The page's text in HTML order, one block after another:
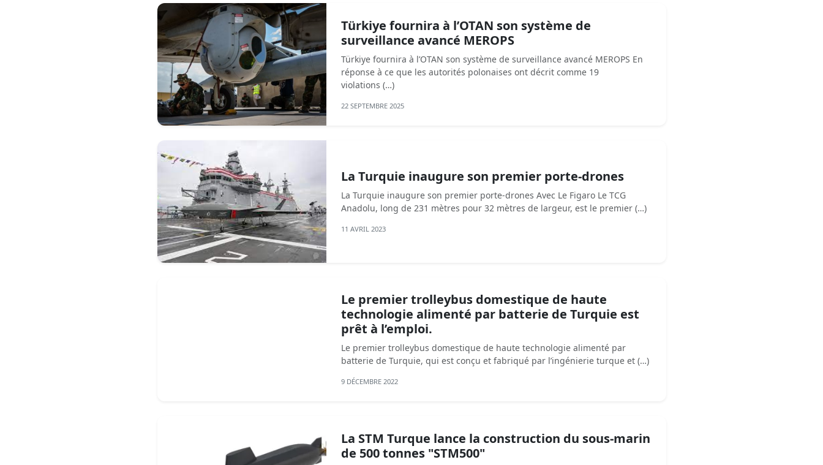
Türkiye fournira à l’OTAN son système de
surveillance avancé MEROPS
Türkiye fournira à l’OTAN son système de surveillance avancé MEROPS En
réponse à ce que les autorités polonaises ont décrit comme 19
violations (…)
22 SEPTEMBRE 2025
La Turquie inaugure son premier porte-drones
La Turquie inaugure son premier porte-drones Avec Le Figaro Le TCG
Anadolu, long de 231 mètres pour 32 mètres de largeur, est le premier (…)
11 AVRIL 2023
Le premier trolleybus domestique de haute
technologie alimenté par batterie de Turquie est
prêt à l’emploi.
Le premier trolleybus domestique de haute technologie alimenté par
batterie de Turquie, qui est conçu et fabriqué par l’ingénierie turque et (…)
9 DÉCEMBRE 2022
La STM Turque lance la construction du sous-marin
de 500 tonnes "STM500"